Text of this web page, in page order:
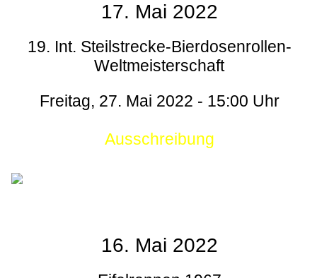
17. Mai 2022
19. Int. Steilstrecke-Bierdosenrollen-
Weltmeisterschaft
Freitag, 27. Mai 2022 - 15:00 Uhr
Ausschreibung
16. Mai 2022